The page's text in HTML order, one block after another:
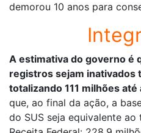
demorou 10 anos para
A estimativa do governo é
registros sejam inativados
totalizando 111 milhões
que, ao final da ação, a
do SUS seja equivalente